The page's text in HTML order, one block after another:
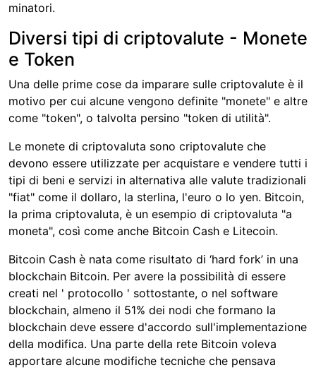
minatori.
Diversi tipi di criptovalute - Monete
e Token
Una delle prime cose da imparare sulle criptovalute è il
motivo per cui alcune vengono definite "monete" e altre
come "token", o talvolta persino "token di utilità".
Le monete di criptovaluta sono criptovalute che
devono essere utilizzate per acquistare e vendere tutti i
tipi di beni e servizi in alternativa alle valute tradizionali
"fiat" come il dollaro, la sterlina, l'euro o lo yen. Bitcoin,
la prima criptovaluta, è un esempio di criptovaluta "a
moneta", così come anche Bitcoin Cash e Litecoin.
Bitcoin Cash è nata come risultato di ‘hard fork’ in una
blockchain Bitcoin. Per avere la possibilità di essere
creati nel ' protocollo ' sottostante, o nel software
blockchain, almeno il 51% dei nodi che formano la
blockchain deve essere d'accordo sull'implementazione
della modifica. Una parte della rete Bitcoin voleva
apportare alcune modifiche tecniche che pensava